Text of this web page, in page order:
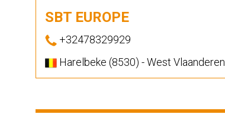
SBT EUROPE
+32478329929
Harelbeke (8530) - West Vlaanderen